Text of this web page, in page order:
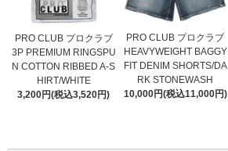
PRO CLUB プロクラブ
3P PREMIUM RINGSPU
N COTTON RIBBED A-S
HIRT/WHITE
3,200円(税込3,520円)
PRO CLUB プロクラブ
HEAVYWEIGHT BAGGY
FIT DENIM SHORTS/DA
RK STONEWASH
10,000円(税込11,000円)